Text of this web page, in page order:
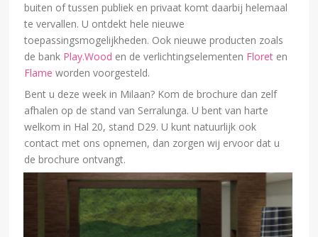
buiten of tussen publiek en privaat komt daarbij helemaal
te vervallen. U ontdekt hele nieuwe
toepassingsmogelijkheden. Ook nieuwe producten zoals
de bank Play.Wood en de verlichtingselementen Floret en
Flame worden voorgesteld.
Bent u deze week in Milaan? Kom de brochure dan zelf
afhalen op de stand van Serralunga. U bent van harte
welkom in Hal 20, stand D29. U kunt natuurlijk ook
contact met ons opnemen, dan zorgen wij ervoor dat u
de brochure ontvangt.